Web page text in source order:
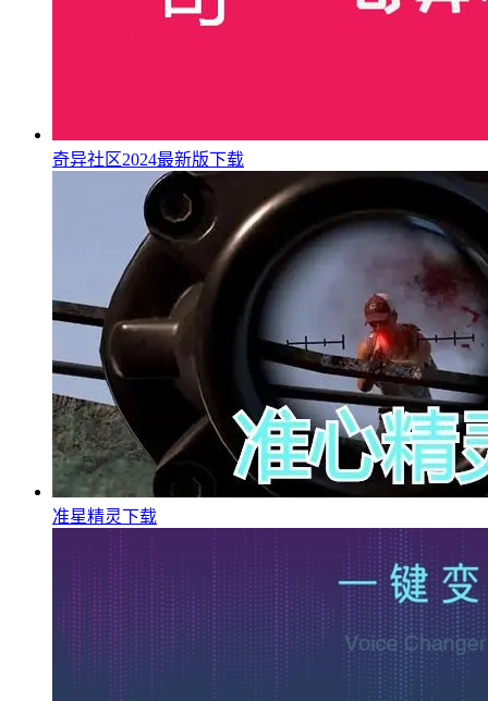
奇异社区2024最新版下载
准星精灵下载